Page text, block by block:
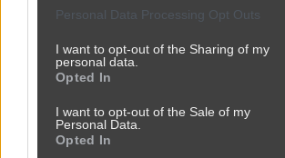
Personal Data Processing Opt Outs
I want to opt-out of the Sharing of my
personal data.
Opted In
I want to opt-out of the Sale of my
Personal Data.
Opted In